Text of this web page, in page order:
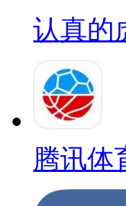
认真的
腾讯体